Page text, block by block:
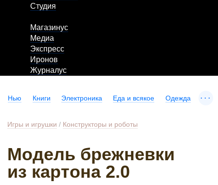
Студия
Магазинус
Медиа
Экспресс
Иронов
Журналус
Нью Книги Электроника Еда и всякое Одежда ...
Игры и игрушки / Конструкторы и роботы
Модель брежневки
из картона 2.0